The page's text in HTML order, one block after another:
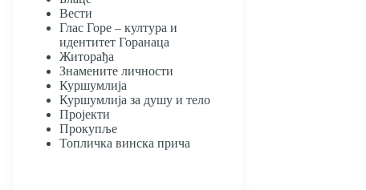
Вести
Глас Горе – култура и
идентитет Горанаца
Житорађа
Знамените личности
Куршумлија
Куршумлија за душу и тело
Пројекти
Прокупље
Топличка винска прича